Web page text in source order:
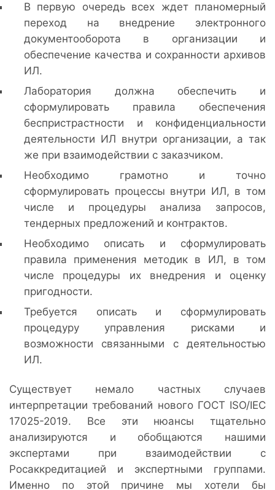
В первую очередь всех ждет планомерный
переход на внедрение электронного
документооборота в организации и
обеспечение качества и сохранности архивов
ИЛ.
Лаборатория должна обеспечить и
сформулировать правила обеспечения
беспристрастности и конфиденциальности
деятельности ИЛ внутри организации, а так
же при взаимодействии с заказчиком.
Необходимо грамотно и точно
сформулировать процессы внутри ИЛ, в том
числе и процедуры анализа запросов,
тендерных предложений и контрактов.
Необходимо описать и сформулировать
правила применения методик в ИЛ, в том
числе процедуры их внедрения и оценку
пригодности.
Требуется описать и сформулировать
процедуру управления рисками и
возможности связанными с деятельностью
ИЛ.
Существует немало частных случаев
интерпретации требований нового ГОСТ ISO/IEC
17025-2019. Все эти нюансы тщательно
анализируются и обобщаются нашими
экспертами при взаимодействии с
Росаккредитацией и экспертными группами.
Именно по этой причине мы хотели бы